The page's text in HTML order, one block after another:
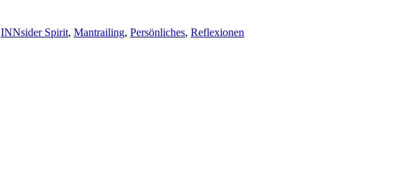
INNsider Spirit, Mantrailing, Persönliches, Reflexionen